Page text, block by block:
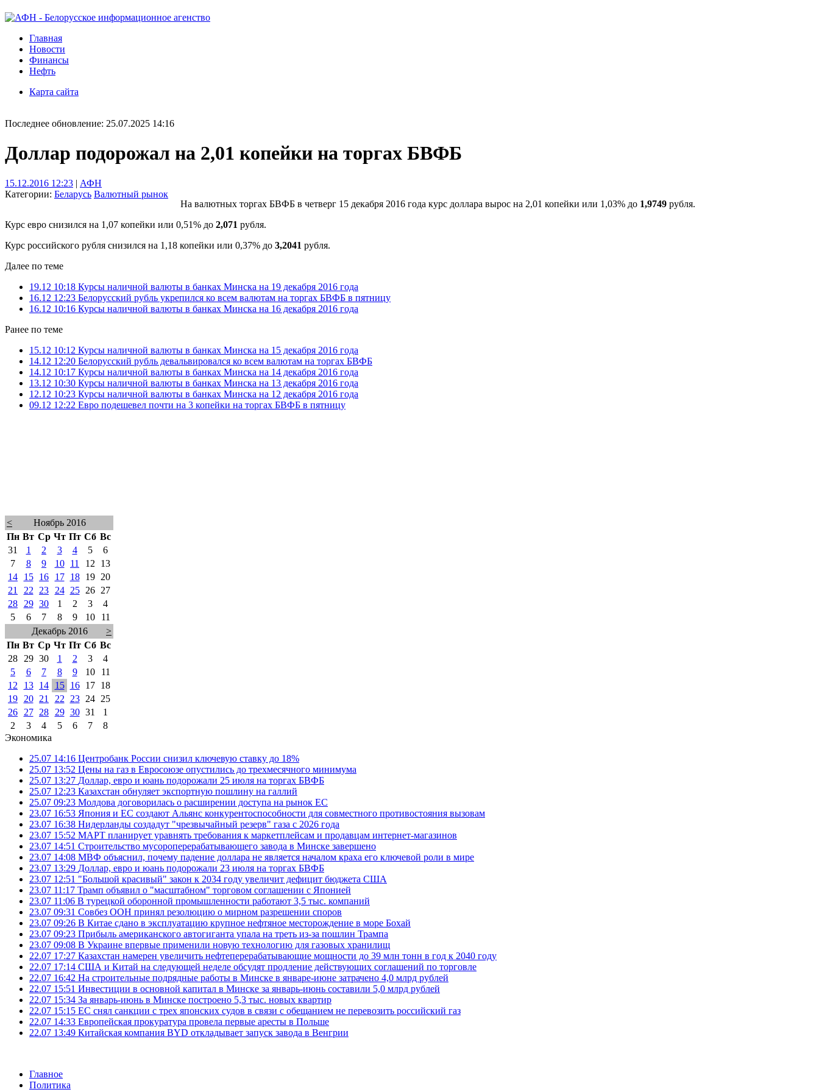
Главная
Новости
Финансы
Нефть
Карта сайта
Последнее обновление: 25.07.2025 14:16
Доллар подорожал на 2,01 копейки на торгах БВФБ
15.12.2016 12:23 | АФН
Категории: Беларусь Валютный рынок
На валютных торгах БВФБ в четверг 15 декабря 2016 года курс доллара вырос на 2,01 копейки или 1,03% до 1,9749 рубля.
Курс евро снизился на 1,07 копейки или 0,51% до 2,071 рубля.
Курс российского рубля снизился на 1,18 копейки или 0,37% до 3,2041 рубля.
Далее по теме
19.12 10:18 Курсы наличной валюты в банках Минска на 19 декабря 2016 года
16.12 12:23 Белорусский рубль укрепился ко всем валютам на торгах БВФБ в пятницу
16.12 10:16 Курсы наличной валюты в банках Минска на 16 декабря 2016 года
Ранее по теме
15.12 10:12 Курсы наличной валюты в банках Минска на 15 декабря 2016 года
14.12 12:20 Белорусский рубль девальвировался ко всем валютам на торгах БВФБ
14.12 10:17 Курсы наличной валюты в банках Минска на 14 декабря 2016 года
13.12 10:30 Курсы наличной валюты в банках Минска на 13 декабря 2016 года
12.12 10:23 Курсы наличной валюты в банках Минска на 12 декабря 2016 года
09.12 12:22 Евро подешевел почти на 3 копейки на торгах БВФБ в пятницу
<
Ноябрь 2016
Пн Вт Ср Чт Пт Сб Вс
31
1 2 3 4 5
6
7
8 9 10 11 12
13
14
15 16 17 18 19
20
21
22 23 24 25 26
27
28
29 30 1 2 3
4
5
6 7 8 9 10
11
Декабрь 2016
>
Пн Вт Ср Чт Пт Сб Вс
28
29 30 1 2 3
4
5
6 7 8 9 10
11
12
13 14 15 16 17
18
19
20 21 22 23 24
25
26
27 28 29 30 31
1
2
3 4 5 6 7
8
Экономика
25.07 14:16 Центробанк России снизил ключевую ставку до 18%
25.07 13:52 Цены на газ в Евросоюзе опустились до трехмесячного минимума
25.07 13:27 Доллар, евро и юань подорожали 25 июля на торгах БВФБ
25.07 12:23 Казахстан обнуляет экспортную пошлину на галлий
25.07 09:23 Молдова договорилась о расширении доступа на рынок ЕС
23.07 16:53 Япония и ЕС создают Альянс конкурентоспособности для совместного противостояния вызовам
23.07 16:38 Нидерланды создадут "чрезвычайный резерв" газа с 2026 года
23.07 15:52 МАРТ планирует уравнять требования к маркетплейсам и продавцам интернет-магазинов
23.07 14:51 Строительство мусороперерабатывающего завода в Минске завершено
23.07 14:08 МВФ объяснил, почему падение доллара не является началом краха его ключевой роли в мире
23.07 13:29 Доллар, евро и юань подорожали 23 июля на торгах БВФБ
23.07 12:51 "Большой красивый" закон к 2034 году увеличит дефицит бюджета США
23.07 11:17 Трамп объявил о "масштабном" торговом соглашении с Японией
23.07 11:06 В турецкой оборонной промышленности работают 3,5 тыс. компаний
23.07 09:31 Совбез ООН принял резолюцию о мирном разрешении споров
23.07 09:26 В Китае сдано в эксплуатацию крупное нефтяное месторождение в море Бохай
23.07 09:23 Прибыль американского автогиганта упала на треть из-за пошлин Трампа
23.07 09:08 В Украине впервые применили новую технологию для газовых хранилищ
22.07 17:27 Казахстан намерен увеличить нефтеперерабатывающие мощности до 39 млн тонн в год к 2040 году
22.07 17:14 США и Китай на следующей неделе обсудят продление действующих соглашений по торговле
22.07 16:42 На строительные подрядные работы в Минске в январе-июне затрачено 4,0 млрд рублей
22.07 15:51 Инвестиции в основной капитал в Минске за январь-июнь составили 5,0 млрд рублей
22.07 15:34 За январь-июнь в Минске построено 5,3 тыс. новых квартир
22.07 15:15 ЕС снял санкции с трех японских судов в связи с обещанием не перевозить российский газ
22.07 14:33 Европейская прокуратура провела первые аресты в Польше
22.07 13:49 Китайская компания BYD откладывает запуск завода в Венгрии
Главное
Политика